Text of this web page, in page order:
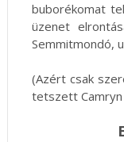
buborékomat
üzenet
Semmitmondó,
(Azért csak
tetszett Camryn